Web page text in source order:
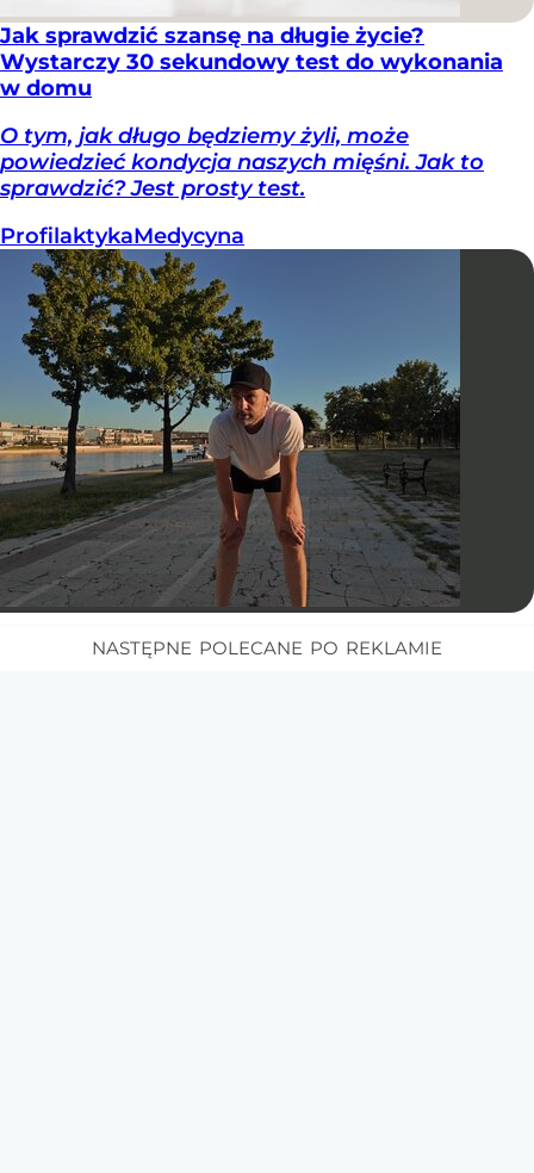
Jak sprawdzić szansę na długie życie?
Wystarczy 30 sekundowy test do wykonania
w domu
O tym, jak długo będziemy żyli, może
powiedzieć kondycja naszych mięśni. Jak to
sprawdzić? Jest prosty test.
ProfilaktykaMedycyna